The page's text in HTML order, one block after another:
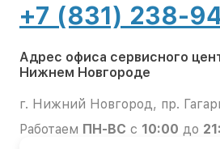
+7 (831) 238-
Адрес офиса сервисного
Нижнем Новгороде
г. Нижний Новгород, пр.
Работаем ПН-ВС с 10:00 до